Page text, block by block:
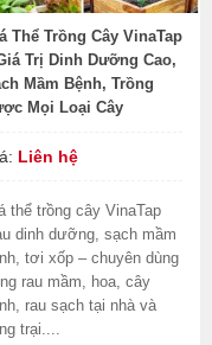
Thể Trồng Cây VinaTap
Trị Dinh Dưỡng Cao,
Mầm Bệnh, Trồng
Mọi Loại Cây
Liên hệ
thể trồng cây VinaTap
dinh dưỡng, sạch mầm
tơi xốp – chuyên dùng
rau mầm, hoa, cây
rau sạch tại nhà và
trại....